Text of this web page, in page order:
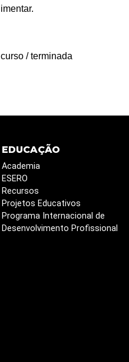
/ terminada
EDUCAÇÃO
Academia
ESERO
Recursos
Projetos Educativos
Programa Internacional de
Desenvolvimento Profissional